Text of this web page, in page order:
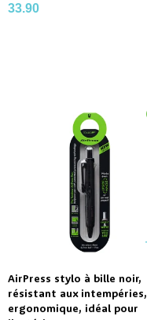
33.90
AirPress stylo à bille noir,
résistant aux intempéries,
ergonomique, idéal pour